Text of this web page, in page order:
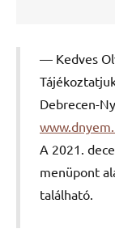
Kedves
Debrecen-
A 2021.
menüpont
található.